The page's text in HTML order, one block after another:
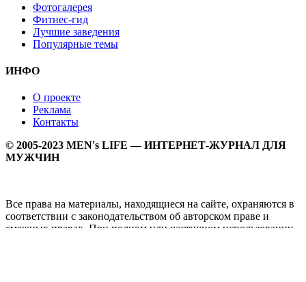
Фотогалерея
Фитнес-гид
Лучшие заведения
Популярные темы
ИНФО
О проекте
Реклама
Контакты
© 2005-2023 MEN's LIFE — ИНТЕРНЕТ-ЖУРНАЛ ДЛЯ
МУЖЧИН
Все права на материалы, находящиеся на сайте, охраняются в
соответствии с законодательством об авторском праве и
смежных правах. При полном или частичном использовании